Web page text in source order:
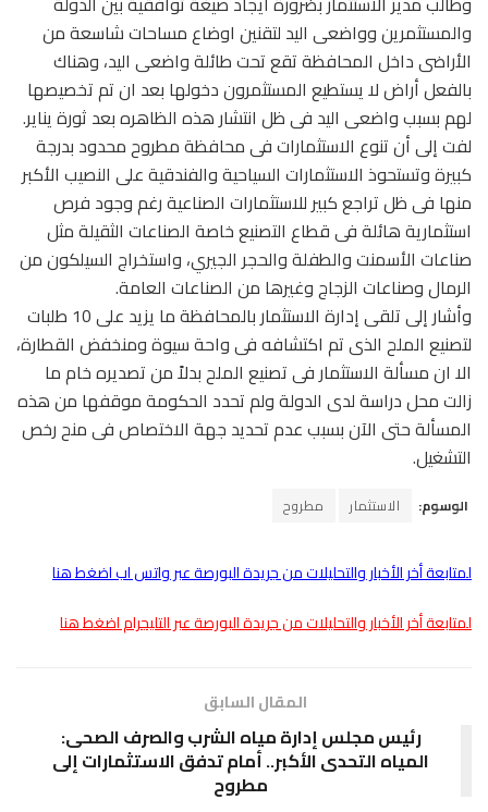
والمستثمرين وواضعى اليد لتقنين اوضاع مساحات شاسعة من
الأراضى داخل المحافظة تقع تحت طائلة واضعى اليد، وهناك
بالفعل أراض لا يستطيع المستثمرون دخولها بعد ان تم تخصيصها
لهم بسبب واضعى اليد فى ظل انتشار هذه الظاهره بعد ثورة يناير.
لفت إلى أن تنوع الاستثمارات فى محافظة مطروح محدود بدرجة
كبيرة وتستحوذ الاستثمارات السياحية والفندقية على النصيب الأكبر
منها فى ظل تراجع كبير للاستثمارات الصناعية رغم وجود فرص
استثمارية هائلة فى قطاع التصنيع خاصة الصناعات الثقيلة مثل
صناعات الأسمنت والطفلة والحجر الجيري، واستخراج السيلكون من
الرمال وصناعات الزجاج وغيرها من الصناعات العامة.
وأشار إلى تلقى إدارة الاستثمار بالمحافظة ما يزيد على 10 طلبات
لتصنيع الملح الذى تم اكتشافه فى واحة سيوة ومنخفض القطارة،
الا ان مسألة الاستثمار فى تصنيع الملح بدلاً من تصديره خام ما
زالت محل دراسة لدى الدولة ولم تحدد الحكومة موقفها من هذه
المسألة حتى الآن بسبب عدم تحديد جهة الاختصاص فى منح رخص
التشغيل.
الوسوم: الاستثمار مطروح
لمتابعة أخر الأخبار والتحليلات من جريدة البورصة عبر واتس اب اضغط هنا
لمتابعة أخر الأخبار والتحليلات من جريدة البورصة عبر التليجرام اضغط هنا
المقال السابق
رئيس مجلس إدارة مياه الشرب والصرف الصحى:
المياه التحدى الأكبر.. أمام تدفق الاستثمارات إلى
مطروح